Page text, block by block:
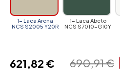
1- Laca Arena
NCS S2005 Y20R
1- Laca Abeto
NCS S7010-G10Y
690,91 €
621,82 €